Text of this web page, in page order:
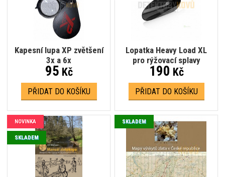
Kapesní lupa XP zvětšení
3x a 6x
95 Kč
PŘIDAT DO KOŠÍKU
Lopatka Heavy Load XL
pro rýžovací splavy
190 Kč
PŘIDAT DO KOŠÍKU
NOVINKA
SKLADEM
SKLADEM